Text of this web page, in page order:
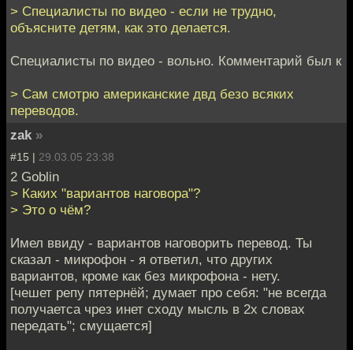
> Специалисты по видео - если не трудно,
объясните детям, как это делается.
Специалисты по видео - вольно. Комментарий был к
> Сам смотрю американские двд безо всяких
переводов.
zak »
#15 | 29.03.05 23:38
2 Goblin
> Каких "вариантов наговора"?
> Это о чём?
Имел ввиду - вариантов наговорить перевод. Ты
сказал - микрофон - я ответил, что других
вариантов, кроме как без микрофона - нету.
[чешет репу пятернёй; думает про себя: "не всегда
получаетса чрез инет сходу мысль в 2х словах
передать"; смущается]